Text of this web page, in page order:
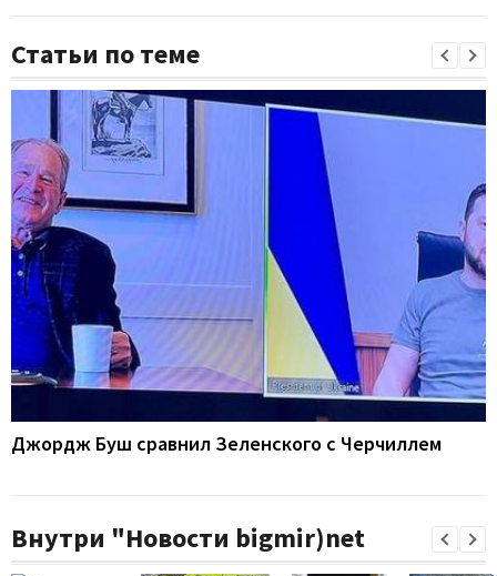
Статьи по теме
Джордж Буш сравнил Зеленского с Черчиллем
Внутри "Новости bigmir)net